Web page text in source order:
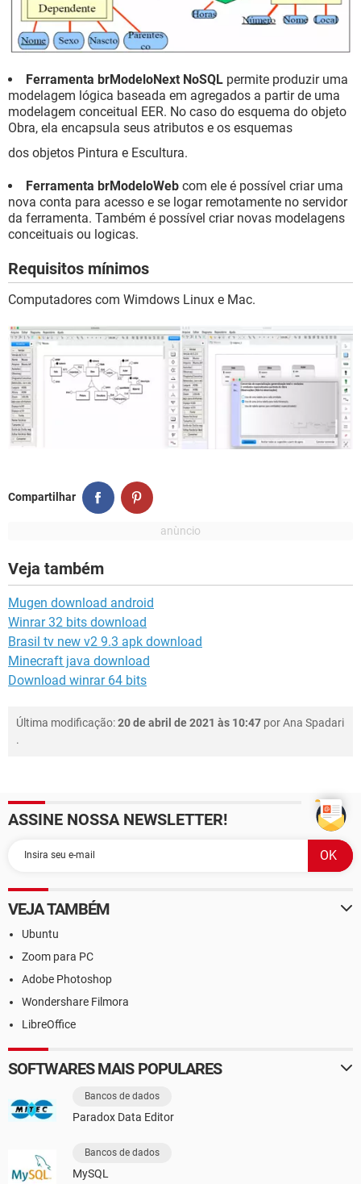
Ferramenta brModeloNext NoSQL permite produzir uma
modelagem lógica baseada em agregados a partir de uma
modelagem conceitual EER. No caso do esquema do objeto
Obra, ela encapsula seus atributos e os esquemas
dos objetos Pintura e Escultura.
Ferramenta brModeloWeb com ele é possível criar uma
nova conta para acesso e se logar remotamente no servidor
da ferramenta. Também é possível criar novas modelagens
conceituais ou logicas.
Requisitos mínimos
Computadores com Wimdows Linux e Mac.
Compartilhar
Veja também
Mugen download android
Winrar 32 bits download
Brasil tv new v2 9.3 apk download
Minecraft java download
Download winrar 64 bits
Última modificação:20 de abril de 2021 às 10:47 porAna Spadari
.
ASSINE NOSSA NEWSLETTER!
VEJA TAMBÉM
Ubuntu
Zoom para PC
Adobe Photoshop
Wondershare Filmora
LibreOffice
SOFTWARES MAIS POPULARES
Bancos de dados
Paradox Data Editor
Bancos de dados
MySQL